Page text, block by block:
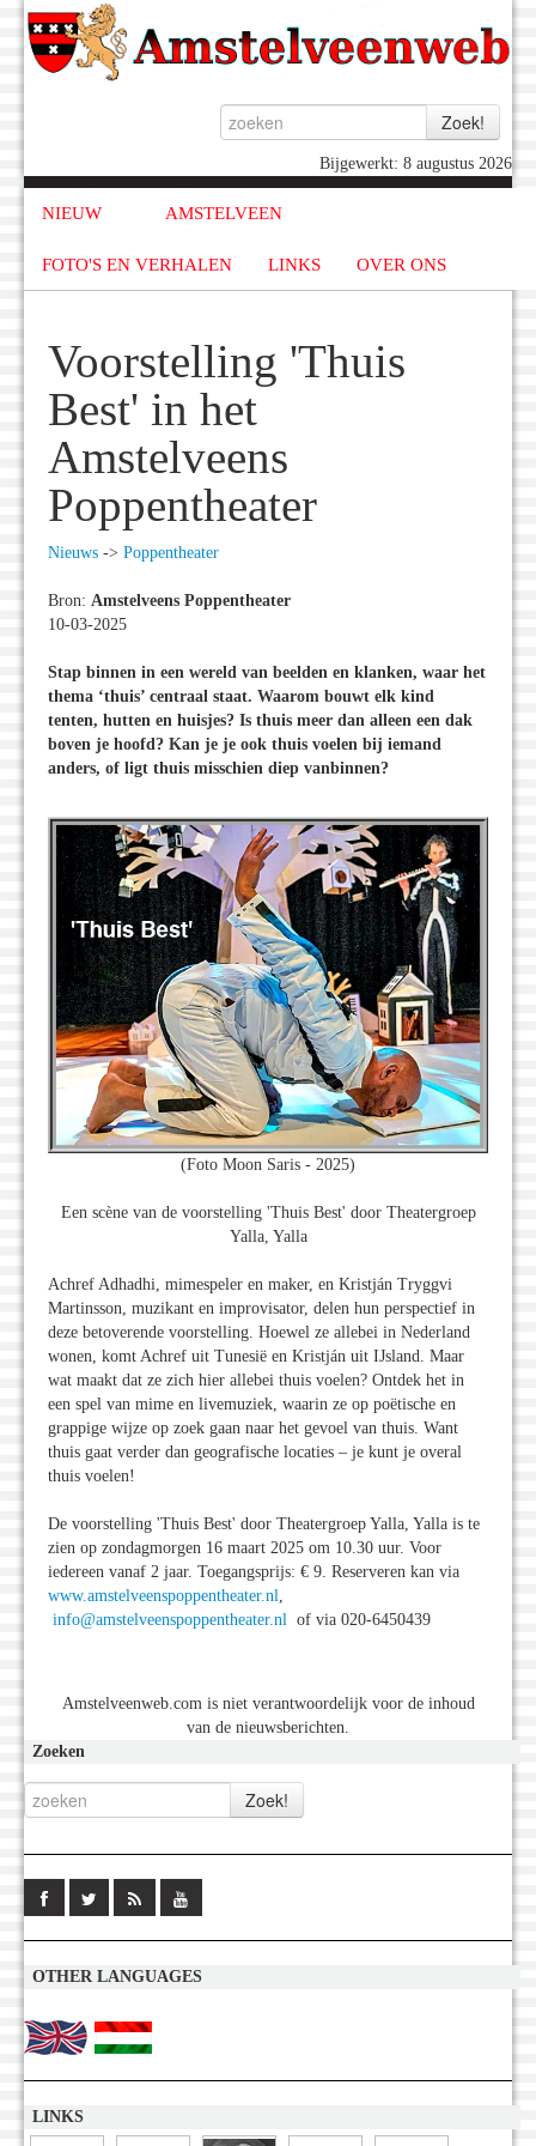
Bijgewerkt: 8 augustus 2026
NIEUW AMSTELVEEN
FOTO'S EN VERHALEN LINKS OVER ONS
Voorstelling 'Thuis
Best' in het
Amstelveens
Poppentheater
Nieuws -> Poppentheater
Bron: Amstelveens Poppentheater
10-03-2025
Stap binnen in een wereld van beelden en klanken, waar het
thema ‘thuis’ centraal staat. Waarom bouwt elk kind
tenten, hutten en huisjes? Is thuis meer dan alleen een dak
boven je hoofd? Kan je je ook thuis voelen bij iemand
anders, of ligt thuis misschien diep vanbinnen?
(Foto Moon Saris - 2025)
Een scène van de voorstelling 'Thuis Best' door Theatergroep
Yalla, Yalla
Achref Adhadhi, mimespeler en maker, en Kristján Tryggvi
Martinsson, muzikant en improvisator, delen hun perspectief in
deze betoverende voorstelling. Hoewel ze allebei in Nederland
wonen, komt Achref uit Tunesië en Kristján uit IJsland. Maar
wat maakt dat ze zich hier allebei thuis voelen? Ontdek het in
een spel van mime en livemuziek, waarin ze op poëtische en
grappige wijze op zoek gaan naar het gevoel van thuis. Want
thuis gaat verder dan geografische locaties – je kunt je overal
thuis voelen!
De voorstelling 'Thuis Best' door Theatergroep Yalla, Yalla is te
zien op zondagmorgen 16 maart 2025 om 10.30 uur. Voor
iedereen vanaf 2 jaar. Toegangsprijs: € 9. Reserveren kan via
www.amstelveenspoppentheater.nl
info@amstelveenspoppentheater.nl
of via 020-6450439
Amstelveenweb.com is niet verantwoordelijk voor de inhoud
van de nieuwsberichten.
Zoeken
OTHER LANGUAGES
LINKS